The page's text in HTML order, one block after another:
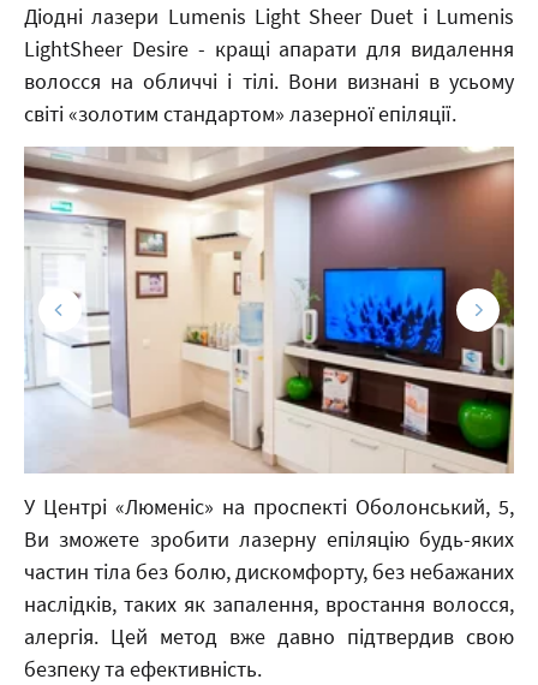
Діодні лазери Lumenis Light Sheer Duet і Lumenis
LightSheer Desire - кращі апарати для видалення
волосся на обличчі і тілі. Вони визнані в усьому
світі «золотим стандартом» лазерної епіляції.
У Центрі «Люменіс» на проспекті Оболонський, 5,
Ви зможете зробити лазерну епіляцію будь-яких
частин тіла без болю, дискомфорту, без небажаних
наслідків, таких як запалення, вростання волосся,
алергія. Цей метод вже давно підтвердив свою
безпеку та ефективність.